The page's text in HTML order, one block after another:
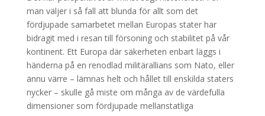
man väljer i så fall att blunda för allt som det
fördjupade samarbetet mellan Europas stater har
bidragit med i resan till försoning och stabilitet på vår
kontinent. Ett Europa där säkerheten enbart läggs i
händerna på en renodlad militärallians som Nato, eller
ännu värre – lämnas helt och hållet till enskilda staters
nycker – skulle gå miste om många av de värdefulla
dimensioner som fördjupade mellanstatliga